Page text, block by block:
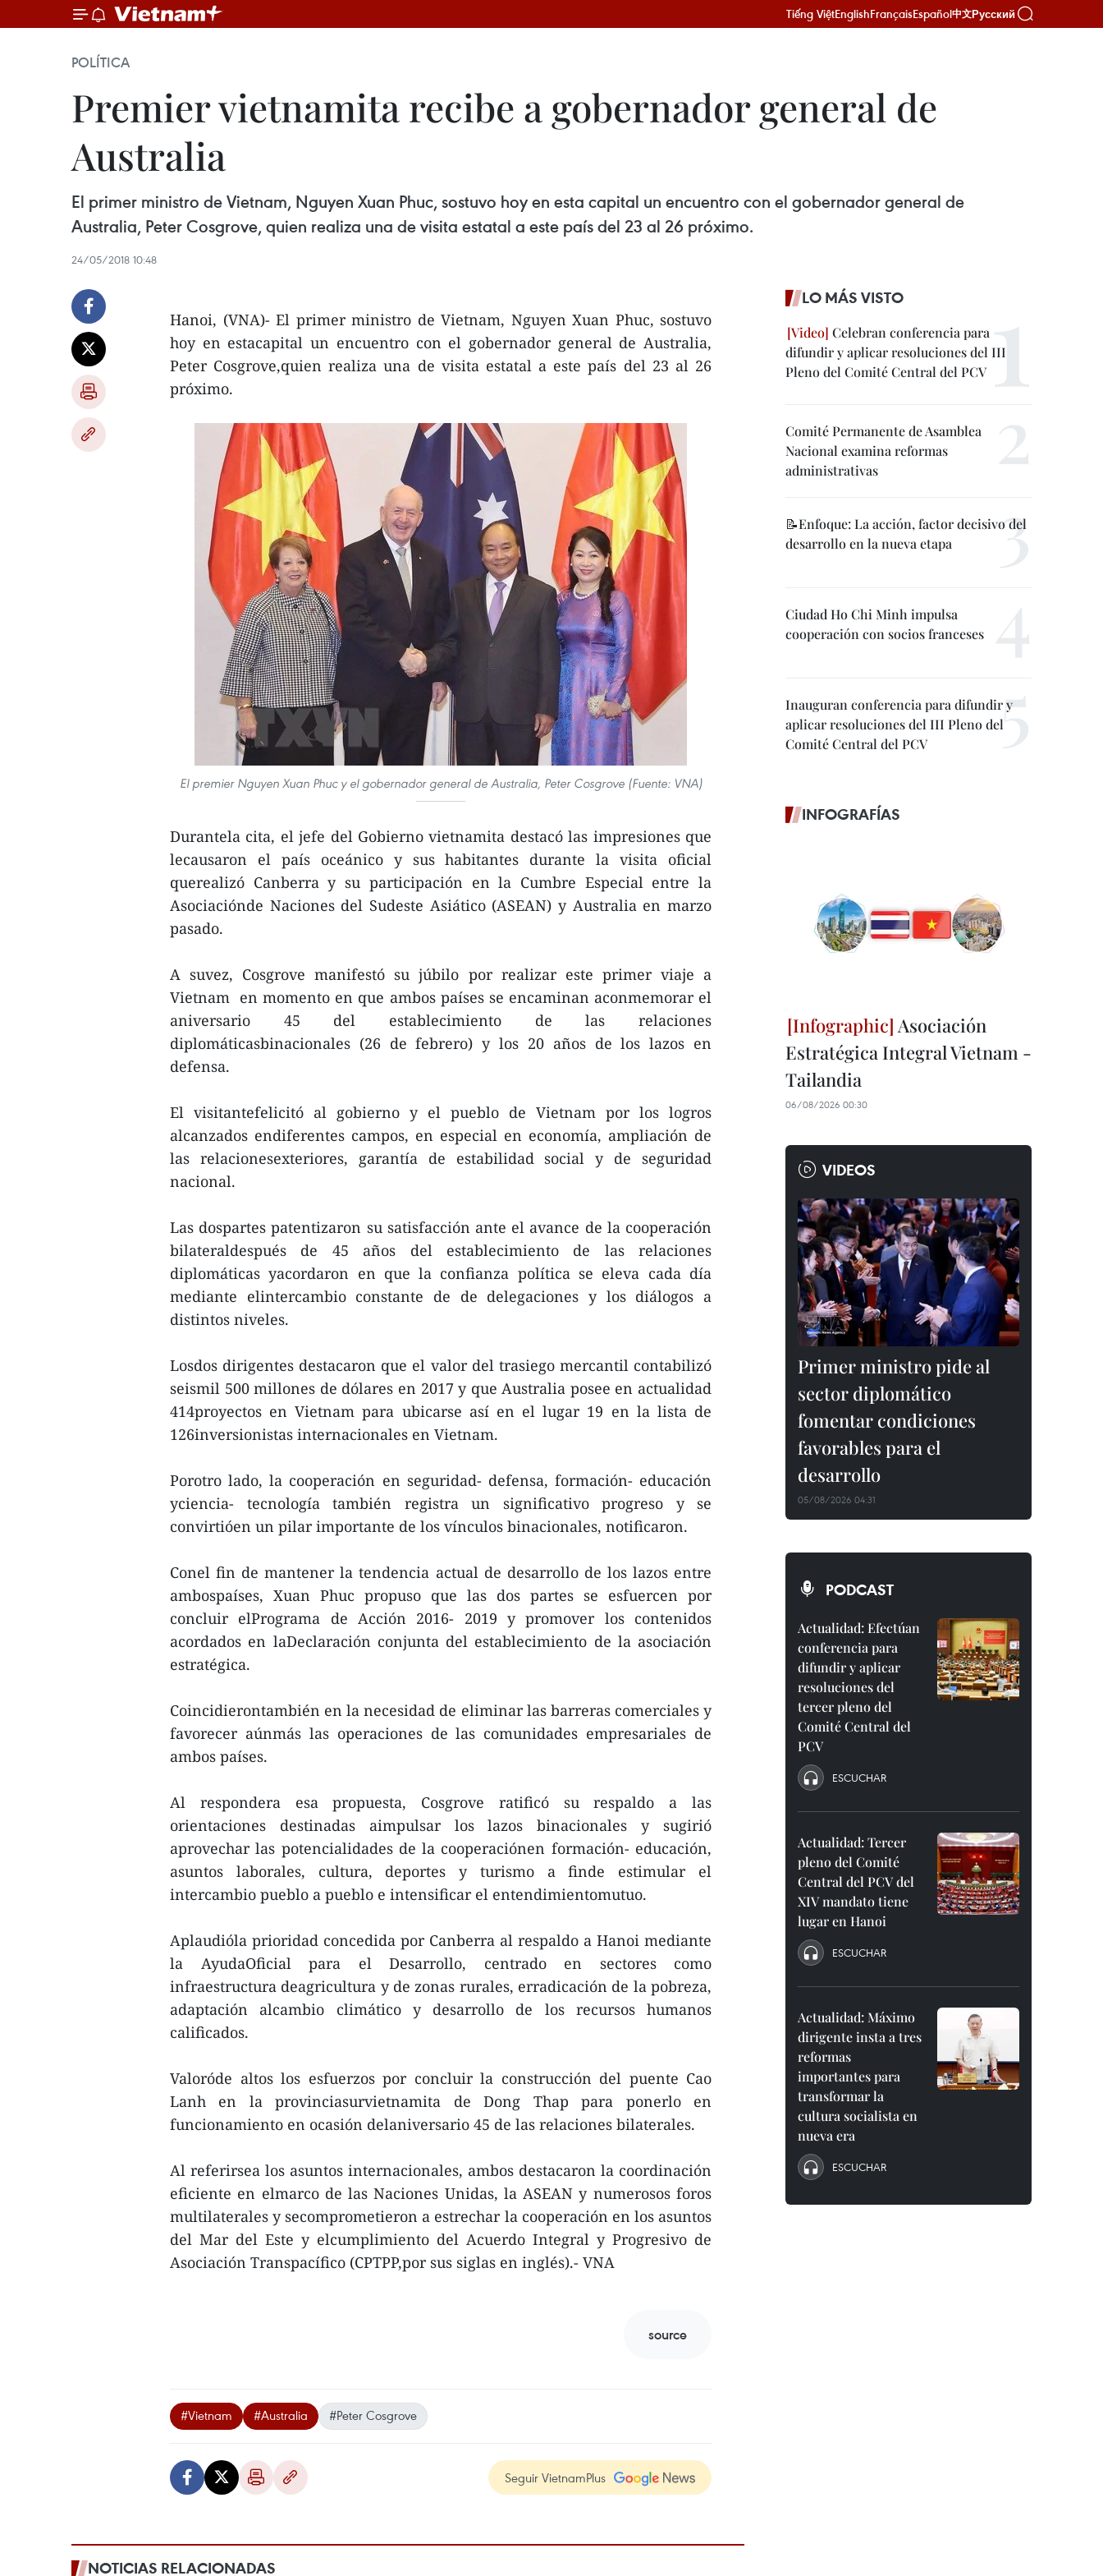
Tiếng ViệtEnglishFrançaisEspañol中文Русский
POLÍTICA
Premier vietnamita recibe a gobernador general de
Australia
El primer ministro de Vietnam, Nguyen Xuan Phuc, sostuvo hoy en esta capital un encuentro con el gobernador general de
Australia, Peter Cosgrove, quien realiza una de visita estatal a este país del 23 al 26 próximo.
24/05/2018 10:48
Hanoi, (VNA)- El primer ministro de Vietnam, Nguyen Xuan Phuc, sostuvo
hoy en estacapital un encuentro con el gobernador general de Australia,
Peter Cosgrove,quien realiza una de visita estatal a este país del 23 al 26
próximo.
El premier Nguyen Xuan Phuc y el gobernador general de Australia, Peter Cosgrove (Fuente: VNA)
Durantela cita, el jefe del Gobierno vietnamita destacó las impresiones que
lecausaron el país oceánico y sus habitantes durante la visita oficial
querealizó Canberra y su participación en la Cumbre Especial entre la
Asociaciónde Naciones del Sudeste Asiático (ASEAN) y Australia en marzo
pasado.
A suvez, Cosgrove manifestó su júbilo por realizar este primer viaje a
Vietnam en momento en que ambos países se encaminan aconmemorar el
aniversario 45 del establecimiento de las relaciones
diplomáticasbinacionales (26 de febrero) y los 20 años de los lazos en
defensa.
El visitantefelicitó al gobierno y el pueblo de Vietnam por los logros
alcanzados endiferentes campos, en especial en economía, ampliación de
las relacionesexteriores, garantía de estabilidad social y de seguridad
nacional.
Las dospartes patentizaron su satisfacción ante el avance de la cooperación
bilateraldespués de 45 años del establecimiento de las relaciones
diplomáticas yacordaron en que la confianza política se eleva cada día
mediante elintercambio constante de de delegaciones y los diálogos a
distintos niveles.
Losdos dirigentes destacaron que el valor del trasiego mercantil contabilizó
seismil 500 millones de dólares en 2017 y que Australia posee en actualidad
414proyectos en Vietnam para ubicarse así en el lugar 19 en la lista de
126inversionistas internacionales en Vietnam.
Porotro lado, la cooperación en seguridad- defensa, formación- educación
yciencia- tecnología también registra un significativo progreso y se
convirtióen un pilar importante de los vínculos binacionales, notificaron.
Conel fin de mantener la tendencia actual de desarrollo de los lazos entre
ambospaíses, Xuan Phuc propuso que las dos partes se esfuercen por
concluir elPrograma de Acción 2016- 2019 y promover los contenidos
acordados en laDeclaración conjunta del establecimiento de la asociación
estratégica.
Coincidierontambién en la necesidad de eliminar las barreras comerciales y
favorecer aúnmás las operaciones de las comunidades empresariales de
ambos países.
Al respondera esa propuesta, Cosgrove ratificó su respaldo a las
orientaciones destinadas aimpulsar los lazos binacionales y sugirió
aprovechar las potencialidades de la cooperaciónen formación- educación,
asuntos laborales, cultura, deportes y turismo a finde estimular el
intercambio pueblo a pueblo e intensificar el entendimientomutuo.
Aplaudióla prioridad concedida por Canberra al respaldo a Hanoi mediante
la AyudaOficial para el Desarrollo, centrado en sectores como
infraestructura deagricultura y de zonas rurales, erradicación de la pobreza,
adaptación alcambio climático y desarrollo de los recursos humanos
calificados.
Valoróde altos los esfuerzos por concluir la construcción del puente Cao
Lanh en la provinciasurvietnamita de Dong Thap para ponerlo en
funcionamiento en ocasión delaniversario 45 de las relaciones bilaterales.
Al referirsea los asuntos internacionales, ambos destacaron la coordinación
eficiente en elmarco de las Naciones Unidas, la ASEAN y numerosos foros
multilaterales y secomprometieron a estrechar la cooperación en los asuntos
del Mar del Este y elcumplimiento del Acuerdo Integral y Progresivo de
Asociación Transpacífico (CPTPP,por sus siglas en inglés).- VNA
source
#Vietnam #Australia #Peter Cosgrove
Seguir VietnamPlus
NOTICIAS RELACIONADAS
LO MÁS VISTO
Celebran conferencia para
difundir y aplicar resoluciones del III
Pleno del Comité Central del PCV
Comité Permanente de Asamblea
Nacional examina reformas
administrativas
📝Enfoque: La acción, factor decisivo del
desarrollo en la nueva etapa
Ciudad Ho Chi Minh impulsa
cooperación con socios franceses
Inauguran conferencia para difundir y
aplicar resoluciones del III Pleno del
Comité Central del PCV
INFOGRAFÍAS
Asociación
Estratégica Integral Vietnam -
Tailandia
06/08/2026 00:30
VIDEOS
Primer ministro pide al
sector diplomático
fomentar condiciones
favorables para el
desarrollo
05/08/2026 04:31
PODCAST
Actualidad: Efectúan
conferencia para
difundir y aplicar
resoluciones del
tercer pleno del
Comité Central del
PCV
ESCUCHAR
Actualidad: Tercer
pleno del Comité
Central del PCV del
XIV mandato tiene
lugar en Hanoi
ESCUCHAR
Actualidad: Máximo
dirigente insta a tres
reformas
importantes para
transformar la
cultura socialista en
nueva era
ESCUCHAR